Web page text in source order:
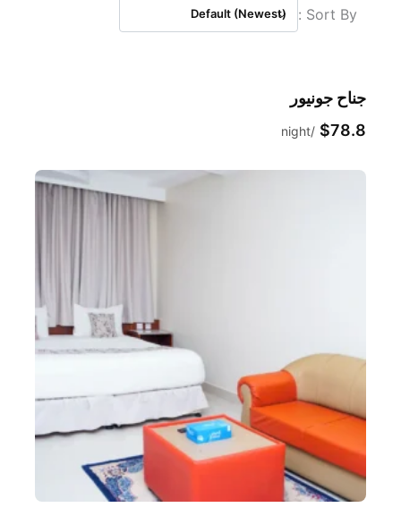
Sort By :
Default (Newest)
جناح جونيور
$78.8
night